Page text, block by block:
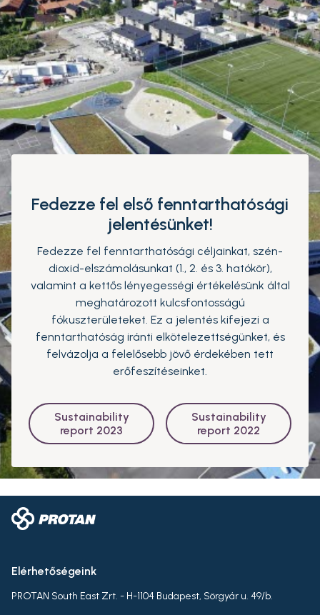
Fedezze fel első fenntarthatósági
jelentésünket!
Fedezze fel fenntarthatósági céljainkat, szén-
dioxid-elszámolásunkat (1., 2. és 3. hatókör),
valamint a kettős lényegességi értékelésünk által
meghatározott kulcsfontosságú
fókuszterületeket. Ez a jelentés kifejezi a
fenntarthatóság iránti elkötelezettségünket, és
felvázolja a felelősebb jövő érdekében tett
erőfeszítéseinket.
Sustainability
report 2023
Sustainability
report 2022
Elérhetőségeink
PROTAN South East Zrt. - H-1104 Budapest, Sörgyár u. 49/b.